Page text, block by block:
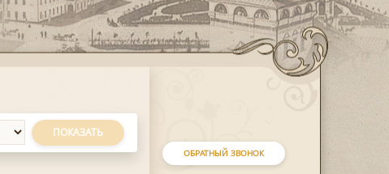
ОБРАТНЫЙ ЗВОНОК
ПОКАЗАТЬ